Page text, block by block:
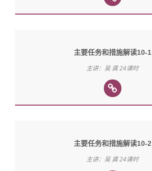
主要任务和措施解读10-1
主讲：吴 龚 24课时
主要任务和措施解读10-2
主讲：吴 龚 24课时